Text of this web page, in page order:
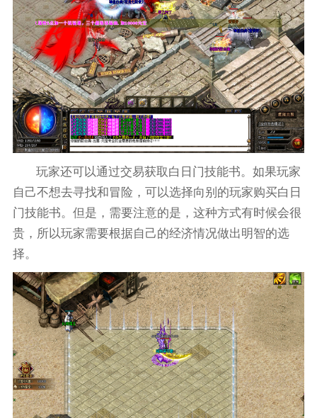
玩家还可以通过交易获取白日门技能书。如果玩家
自己不想去寻找和冒险，可以选择向别的玩家购买白日
门技能书。但是，需要注意的是，这种方式有时候会很
贵，所以玩家需要根据自己的经济情况做出明智的选
择。